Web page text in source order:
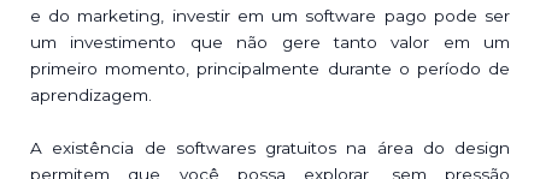
e do marketing, investir em um software pago pode ser
um investimento que não gere tanto valor em um
primeiro momento, principalmente durante o período de
aprendizagem.
A existência de softwares gratuitos na área do design
permitem que você possa explorar, sem pressão